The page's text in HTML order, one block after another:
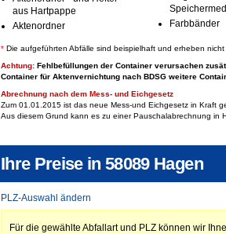
aus Hartpappe
Aktenordner
Farbbänder
* Die aufgeführten Abfälle sind beispielhaft und erheben
Achtung: Fehlbefüllungen der Container verursachen
Container für Aktenvernichtung nach BDSG weitere
Abrechnung nach dem Mess- und Eichgesetz
Zum 01.01.2015 ist das neue Mess-und Eichgesetz in Kraft
Aus diesem Grund kann es zu einer Pauschalabrechnung in
Ihre Preise in58089 Hagen
PLZ-Auswahl ändern
Für die gewählte Abfallart und PLZ können wir